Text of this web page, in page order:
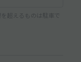
超えるものは駐車で